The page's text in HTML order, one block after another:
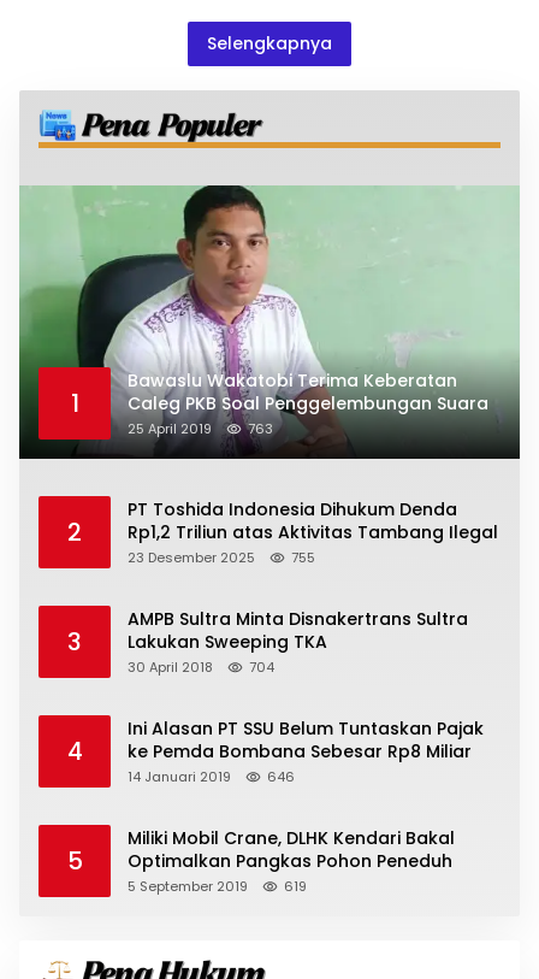
Selengkapnya
1
Bawaslu Wakatobi Terima Keberatan
Caleg PKB Soal Penggelembungan Suara
25 April 2019 763
2
PT Toshida Indonesia Dihukum Denda
Rp1,2 Triliun atas Aktivitas Tambang Ilegal
23 Desember 2025 755
3
AMPB Sultra Minta Disnakertrans Sultra
Lakukan Sweeping TKA
30 April 2018 704
4
Ini Alasan PT SSU Belum Tuntaskan Pajak
ke Pemda Bombana Sebesar Rp8 Miliar
14 Januari 2019 646
5
Miliki Mobil Crane, DLHK Kendari Bakal
Optimalkan Pangkas Pohon Peneduh
5 September 2019 619